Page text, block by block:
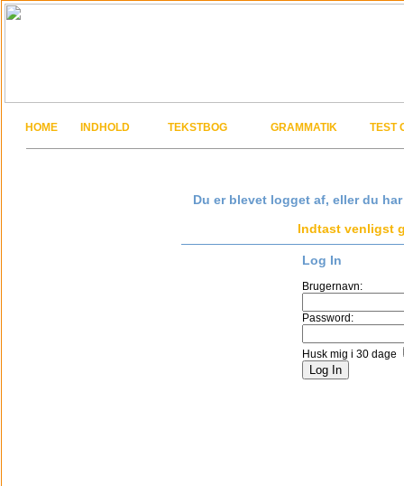
HOME INDHOLD TEKSTBOG GRAMMATIK TEST
Du er blevet logget af, eller du
Indtast venligst
Log In
Brugernavn:
Password:
Husk mig i 30 dage